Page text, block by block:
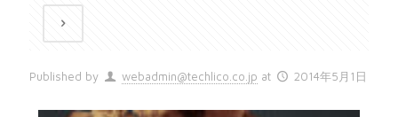
Published by webadmin@techlico.co.jp at 2014年5月1日